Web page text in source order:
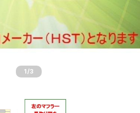
1 /3